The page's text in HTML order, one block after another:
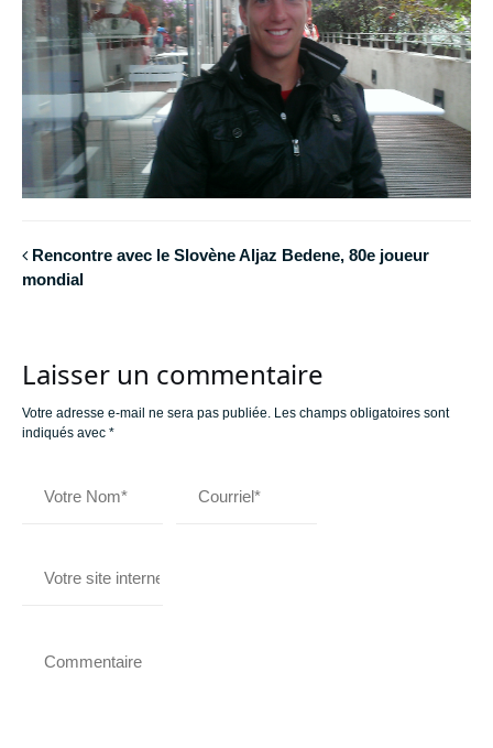
Rencontre avec le Slovène Aljaz Bedene, 80e joueur
mondial
Laisser un commentaire
Votre adresse e-mail ne sera pas publiée. Les champs obligatoires sont
indiqués avec *